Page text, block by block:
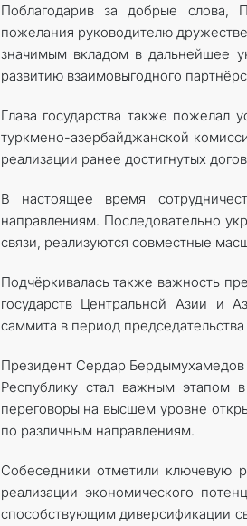
Поблагодарив за добрые слова,
пожелания руководителю
значимым вкладом в дальнейшее
развитию взаимовыгодного
Глава государства также пожелал
туркмено-азербайджанской
реализации ранее достигнутых
В настоящее время
направлениям. Последовательно
связи, реализуются совместные
Подчёркивалась также важность
государств Центральной Азии и
саммита в период
Президент Сердар Бердымухамедов
Республику стал важным этапом
переговоры на высшем уровне
по различным направлениям.
Собеседники отметили ключевую
реализации экономического
способствующим диверсификации